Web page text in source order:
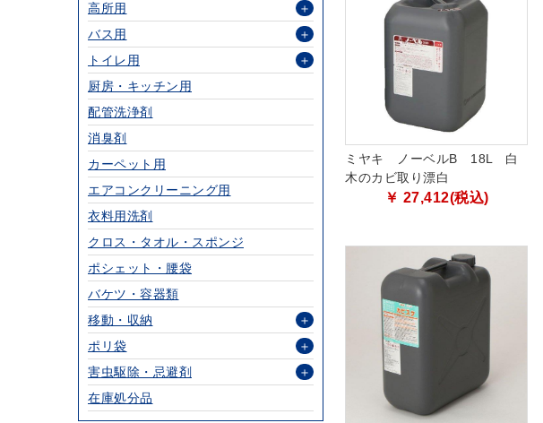
高所用
＋
バス用
＋
トイレ用
＋
厨房・キッチン用
配管洗浄剤
消臭剤
カーペット用
エアコンクリーニング用
衣料用洗剤
クロス・タオル・スポンジ
ポシェット・腰袋
バケツ・容器類
移動・収納
＋
ポリ袋
＋
害虫駆除・忌避剤
＋
在庫処分品
ミヤキ ノーベルB 18L 白
木のカビ取り漂白
￥ 27,412(税込)